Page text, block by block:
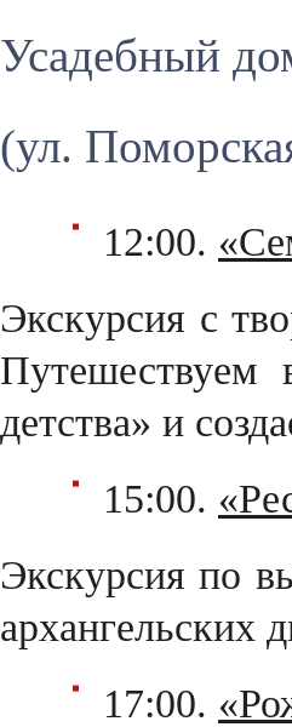
Усадебный
(ул.
12:00.
Экскурсия с
детства» и
15:00.
Экскурсия по
архангельских
17:00.